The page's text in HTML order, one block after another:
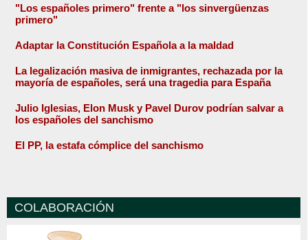
"Los españoles primero" frente a "los sinvergüenzas
primero"
Adaptar la Constitución Española a la maldad
La legalización masiva de inmigrantes, rechazada por la
mayoría de españoles, será una tragedia para España
Julio Iglesias, Elon Musk y Pavel Durov podrían salvar a
los españoles del sanchismo
El PP, la estafa cómplice del sanchismo
COLABORACIÓN